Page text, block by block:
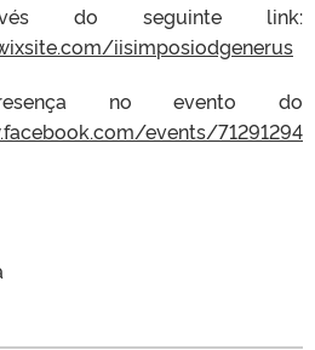
do seguinte link:
iisimposiodgenerus
no evento do
events/71291294